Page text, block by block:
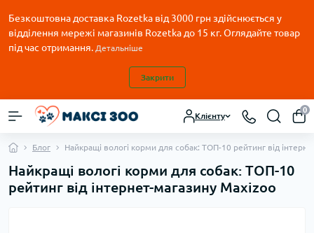
Безкоштовна доставка Rozetka від 3000 грн здійснюється у
відділення мережі магазинів Rozetka до 15 кг. Оглядайте товар
під час отримання. Детальніше
Закрити
Клієнту
0
Блог Найкращі вологі корми для собак: ТОП-10 рейтинг від
Найкращі вологі корми для собак: ТОП-10
рейтинг від інтернет-магазину Maxizoo